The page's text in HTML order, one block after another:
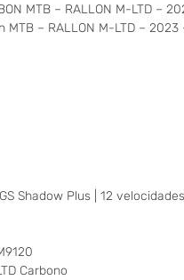
MTB – RALLON M-LTD –
– RALLON M-LTD – 2023
Shadow Plus | 12 velocidades
Carbono